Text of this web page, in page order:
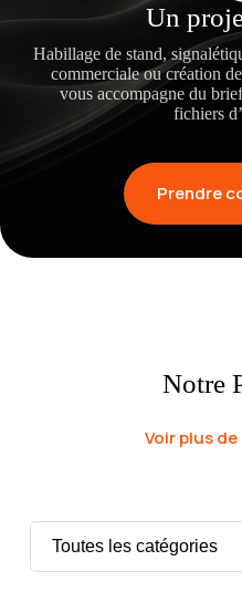
Un
Habillage de stand,
commerciale ou création
vous accompagne du
fichiers
Prendre
Notre
Voir plus